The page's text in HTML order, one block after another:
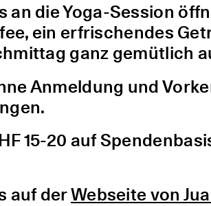
an die Yoga-Session
ein erfrischendes
ganz gemütlich
Anmeldung und
15-20 auf
auf derWebseite von